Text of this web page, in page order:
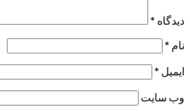
دیدگاه *
نام *
ایمیل *
وب‌ سایت